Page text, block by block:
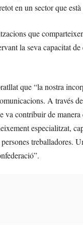
en un sector que
que
la seva capacitat
que “la nostra
A través
contribuir de
especialitzat,